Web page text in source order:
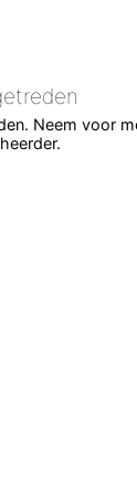
Neem voor